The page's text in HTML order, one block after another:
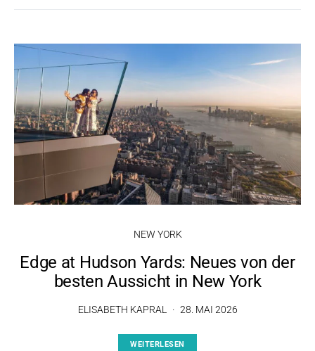
NEW YORK
Edge at Hudson Yards: Neues von der
besten Aussicht in New York
ELISABETH KAPRAL 28. MAI 2026
WEITERLESEN